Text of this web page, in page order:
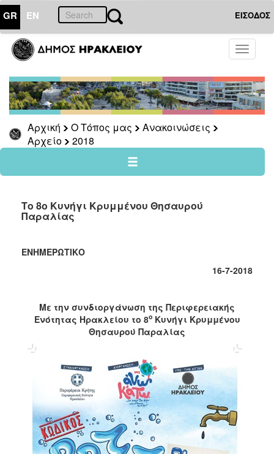
GR EN ΕΙΣΟΔΟΣ
Toggle
Αρχική Ο Τόπος μας
Ανακοινώσεις
Αρχείο
2018
ΤΟΠΟΣ
ΜΑΣ
Ανακοινώσεις
Αρχείο
2026
2025
2021
2019
2016
2015
2011
Το 8ο Κυνήγι Κρυμμένου Θησαυρού
Παραλίας
ΕΝΗΜΕΡΩΤΙΚΟ
16-7-2018
Με την συνδιοργάνωση της Περιφερειακής
Ενότητας Ηρακλείου το 8οΚυνήγι Κρυμμένου
Θησαυρού Παραλίας